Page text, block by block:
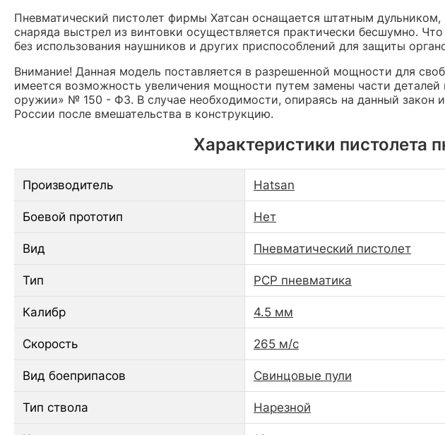
Пневматический пистолет фирмы Хатсан оснащается штатным
снаряда выстрел из винтовки осуществляется практически бесшумно.
без использования наушников и других приспособлений для защиты
Внимание! Данная модель поставляется в разрешенной мощности для
имеется возможность увеличения мощности путем замены части
оружии» № 150 - ФЗ. В случае необходимости, опираясь на данный закон
России после вмешательства в конструкцию.
Характеристики пистолета
Производитель Hatsan
Боевой прототип Нет
Вид Пневматический пистолет
Тип PCP пневматика
Калибр 4.5 мм
Скорость 265 м/c
Вид боеприпасов Свинцовые пули
Тип ствола Нарезной